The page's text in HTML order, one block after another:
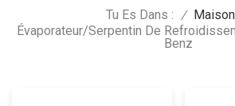
Tu Es Dans : / Maison
Évaporateur/serpentin De
Benz